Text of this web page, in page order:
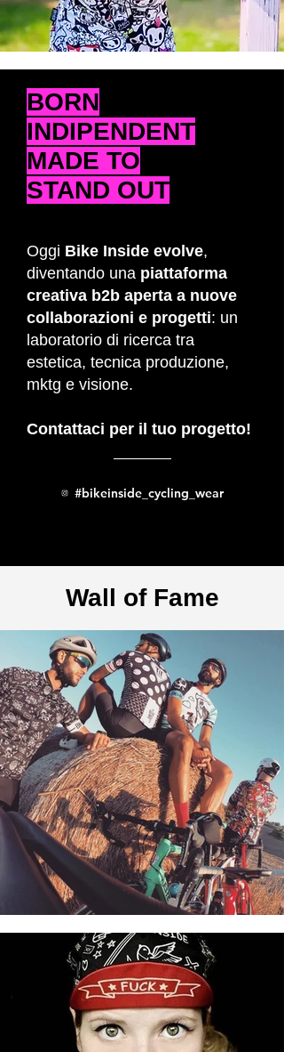
BORN
INDIPENDENT
MADE TO
STAND OUT
Oggi Bike Inside evolve,
diventando una piattaforma
creativa b2b aperta a nuove
collaborazioni e progetti: un
laboratorio di ricerca tra
estetica, tecnica produzione,
mktg e visione.
Contattaci per il tuo progetto!
#bikeinside_cycling_wear
Wall of Fame